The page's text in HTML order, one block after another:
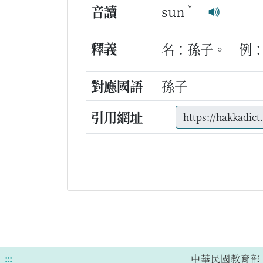
音讀 sun ˇ
釋義 名：孫子。
例
對應國語
孫子
引用網址
::: 中華民國教育